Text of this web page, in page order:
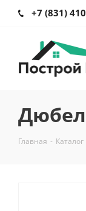
+7 (831)
Главная - Каталог